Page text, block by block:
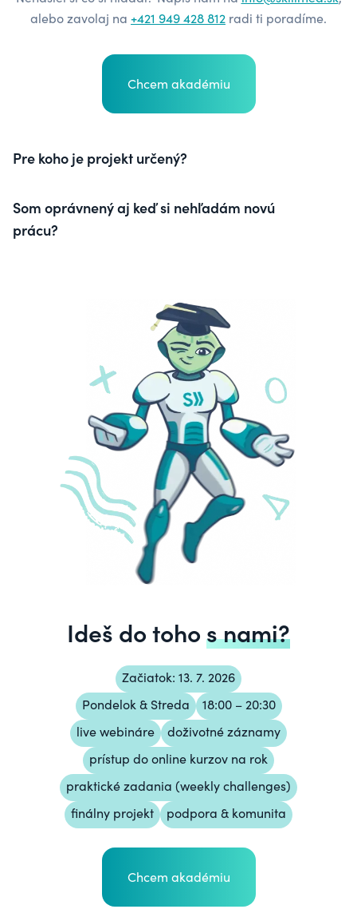
alebo zavolaj na +421 949 428 812 radi ti poradíme.
Chcem akadémiu
Pre koho je projekt určený?
Som oprávnený aj keď si nehľadám novú
prácu?
Ideš do tohos nami?
Začiatok: 13. 7. 2026
Pondelok & Streda
18:00 – 20:30
live webináre
doživotné záznamy
prístup do online kurzov na rok
praktické zadania (weekly challenges)
finálny projekt
podpora & komunita
Chcem akadémiu